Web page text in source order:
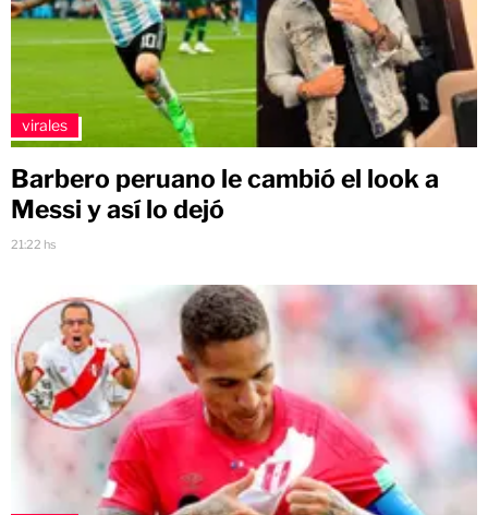
virales
Barbero peruano le cambió el look a
Messi y así lo dejó
21:22 hs